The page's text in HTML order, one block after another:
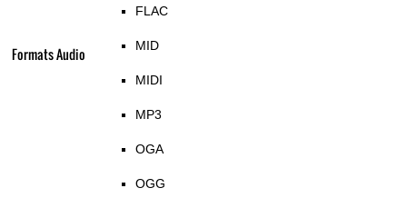
Formats Audio
FLAC
MID
MIDI
MP3
OGA
OGG